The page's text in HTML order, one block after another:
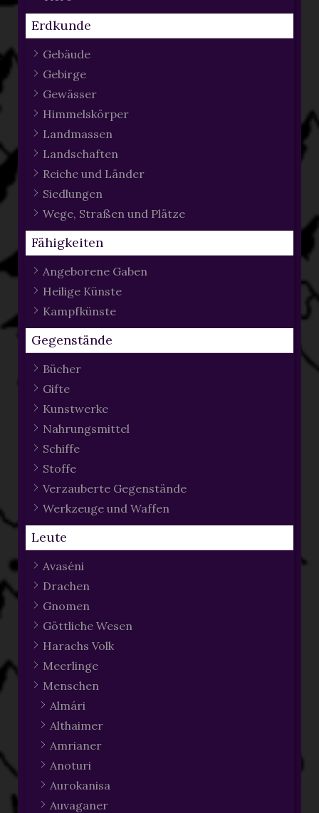
Erdkunde
Gebäude
Gebirge
Gewässer
Himmelskörper
Landmassen
Landschaften
Reiche und Länder
Siedlungen
Wege, Straßen und Plätze
Fähigkeiten
Angeborene Gaben
Heilige Künste
Kampfkünste
Gegenstände
Bücher
Gifte
Kunstwerke
Nahrungsmittel
Schiffe
Stoffe
Verzauberte Gegenstände
Werkzeuge und Waffen
Leute
Avaséni
Drachen
Gnomen
Göttliche Wesen
Harachs Volk
Meerlinge
Menschen
Almári
Althaimer
Amrianer
Anoturi
Aurokanisa
Auvaganer